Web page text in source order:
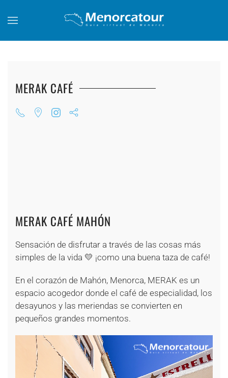
Skip to main content
MERAK CAFÉ
MERAK CAFÉ MAHÓN
Sensación de disfrutar a través de las cosas más
simples de la vida 💛 ¡como una buena taza de café!
En el corazón de Mahón, Menorca, MERAK es un
espacio acogedor donde el café de especialidad, los
desayunos y las meriendas se convierten en
pequeños grandes momentos.